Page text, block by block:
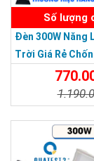
Số lượng
Đèn 300W Năng
Trời Giá Rẻ
Nhôm Đúc